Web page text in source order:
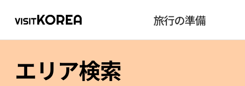
旅行の準備
エリア検索